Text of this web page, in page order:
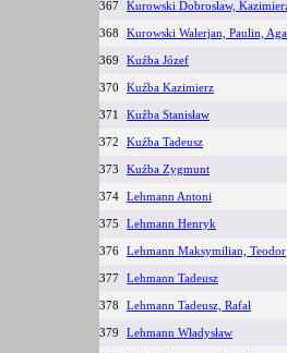
367 Kurowski Dobrosław,
368 Kurowski Walerjan, Paulin,
369 Kuźba Józef
370 Kuźba Kazimierz
371 Kuźba Stanisław
372 Kuźba Tadeusz
373 Kuźba Zygmunt
374 Lehmann Antoni
375 Lehmann Henryk
376 Lehmann Maksymilian, Teodor
377 Lehmann Tadeusz
378 Lehmann Tadeusz, Rafał
379 Lehmann Władysław